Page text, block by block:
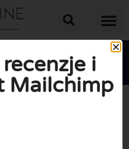
i
Mailchimp